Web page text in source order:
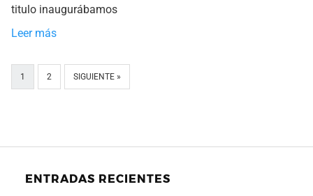
titulo inaugurábamos
Leer más
1 2 SIGUIENTE »
ENTRADAS RECIENTES